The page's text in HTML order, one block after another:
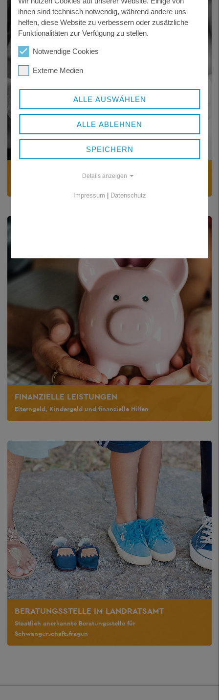
SCHWANGERSCHAFT
FINANZIELLE LEISTUNGEN
Elterngeld, Kindergeld und finanzielle Hilfen
BERATUNGSSTELLE IM LANDRATSAMT
Staatlich anerkannte Beratungsstelle für
Schwangerschaftsfragen
ihnen sind technisch notwendig, während andere uns
helfen, diese Website zu verbessern oder zusätzliche
Funktionalitäten zur Verfügung zu stellen.
Notwendige Cookies
Externe Medien
ALLE AUSWÄHLEN
ALLE ABLEHNEN
SPEICHERN
Details anzeigen
Impressum Datenschutz